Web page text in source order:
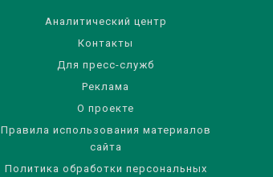
Аналитический центр
Контакты
Для пресс-служб
Реклама
О проекте
Правила использования материалов
сайта
Политика обработки персональных